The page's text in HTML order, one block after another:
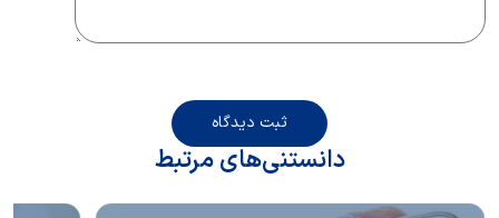
ثبت دیدگاه
دانستنی‌های مرتبط